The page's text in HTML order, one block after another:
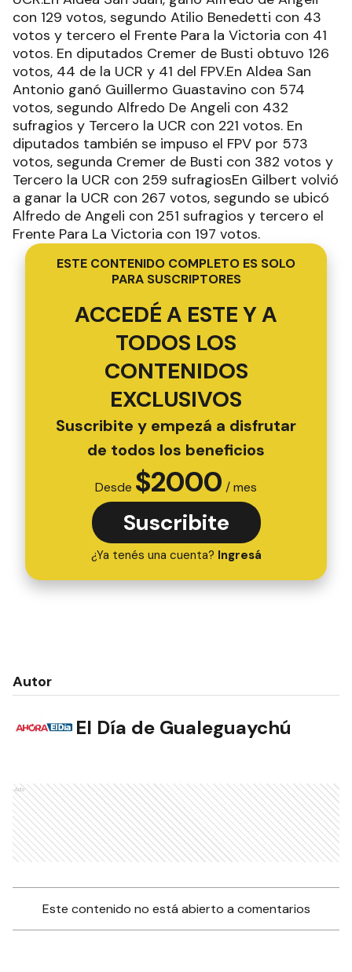
con 129 votos, segundo Atilio Benedetti con 43
votos y tercero el Frente Para la Victoria con 41
votos. En diputados Cremer de Busti obtuvo 126
votos, 44 de la UCR y 41 del FPV.En Aldea San
Antonio ganó Guillermo Guastavino con 574
votos, segundo Alfredo De Angeli con 432
sufragios y Tercero la UCR con 221 votos. En
diputados también se impuso el FPV por 573
votos, segunda Cremer de Busti con 382 votos y
Tercero la UCR con 259 sufragiosEn Gilbert volvió
a ganar la UCR con 267 votos, segundo se ubicó
Alfredo de Angeli con 251 sufragios y tercero el
Frente Para La Victoria con 197 votos.
ESTE CONTENIDO COMPLETO ES SOLO
PARA SUSCRIPTORES
ACCEDÉ A ESTE Y A
TODOS LOS
CONTENIDOS
EXCLUSIVOS
Suscribite y empezá a disfrutar
de todos los beneficios
Desde $2000 / mes
Suscribite
¿Ya tenés una cuenta? Ingresá
Autor
El Día de Gualeguaychú
Ads
Este contenido no está abierto a comentarios